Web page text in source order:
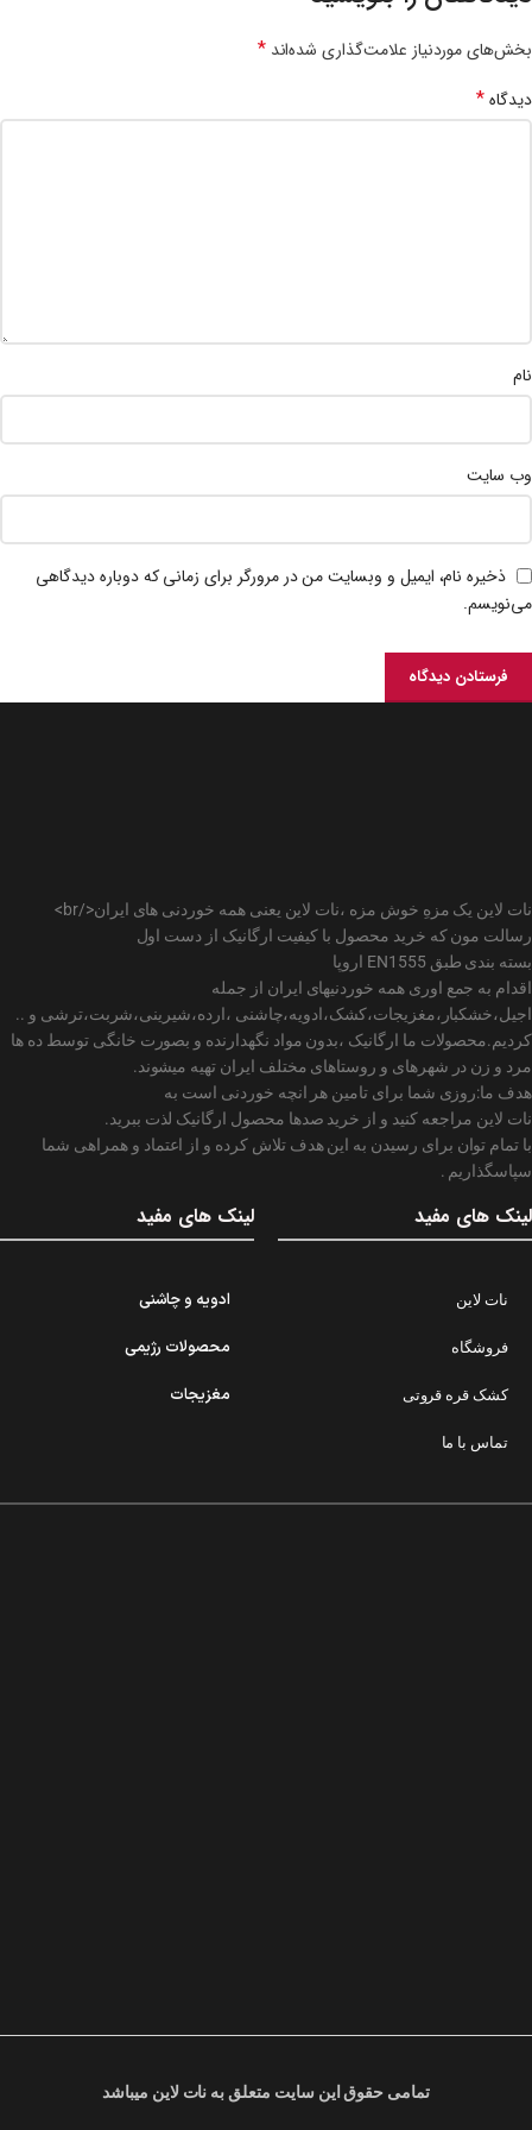
بخش‌های موردنیاز علامت‌گذاری شده‌اند*
دیدگاه*
نام
وب‌ سایت
ذخیره نام، ایمیل و وبسایت من در مرورگر برای زمانی که دوباره دیدگاهی
می‌نویسم.
نات لاین یک مزهِ خوش مزه ،نات لاین یعنی همه خوردنی های ایران</br>
رسالت مون که خرید محصول با کیفیت ارگانیک از دست اول
بسته بندی طبق EN1555 اروپا
اقدام به جمع اوری همه خوردنیهای ایران از جمله
اجیل،خشکبار،مغزیجات،کشک،ادویه،چاشنی ،ارده،شیرینی،شربت،ترشی و ..
کردیم.محصولات ما ارگانیک ،بدون مواد نگهدارنده و بصورت خانگی توسط ده ها
مرد و زن در شهرهای و روستاهای مختلف ایران تهیه میشوند.
هدف ما:روزی شما برای تامین هر انچه خوردنی است به
نات لاین مراجعه کنید و از خرید صدها محصول ارگانیک لذت ببرید.
با تمام توان برای رسیدن به این هدف تلاش کرده و از اعتماد و همراهی شما
سپاسگذاریم .
لینک های مفید
نات لاین
فروشگاه
کشک قره قروتی
تماس با ما
لینک های مفید
ادویه و چاشنی
محصولات رژیمی
مغزیجات
تمامی حقوق این سایت متعلق به نات لاین میباشد